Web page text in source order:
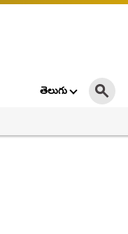
తెలుగు